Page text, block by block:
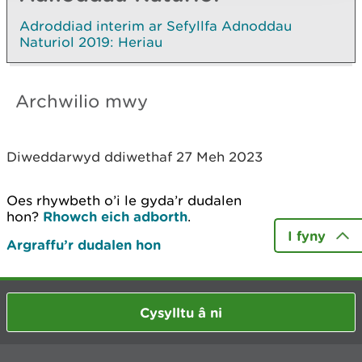
Adroddiad interim ar Sefyllfa Adnoddau
Naturiol 2019: Heriau
Archwilio mwy
Diweddarwyd ddiwethaf 27 Meh 2023
Oes rhywbeth o’i le gyda’r dudalen
hon? Rhowch eich adborth.
Argraffu’r dudalen hon
I fyny
Cysylltu â ni